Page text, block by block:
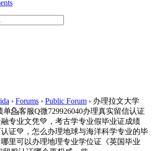
› Forums › Public Forum › 办理拉文大学
💁客服Q微729926040办理真实留信认证
专业文凭💚，考古学专业假毕业证成绩
证💚，怎么办理地球与海洋科学专业的毕
里可以办理地理专业学位证《英国毕业